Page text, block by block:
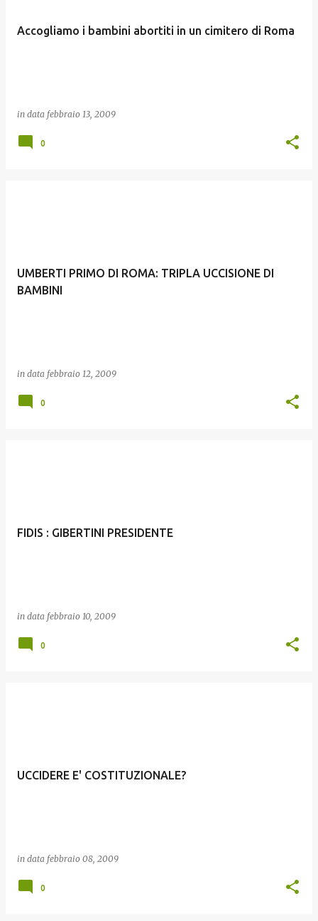
Accogliamo i bambini abortiti in un cimitero di Roma
in data febbraio 13, 2009
0
UMBERTI PRIMO DI ROMA: TRIPLA UCCISIONE DI
BAMBINI
in data febbraio 12, 2009
0
FIDIS : GIBERTINI PRESIDENTE
in data febbraio 10, 2009
0
UCCIDERE E' COSTITUZIONALE?
in data febbraio 08, 2009
0